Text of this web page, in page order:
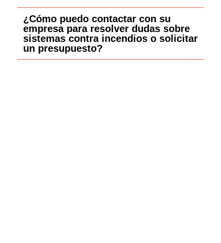
¿Cómo puedo contactar con su
empresa para resolver dudas sobre
sistemas contra incendios o solicitar
un presupuesto?